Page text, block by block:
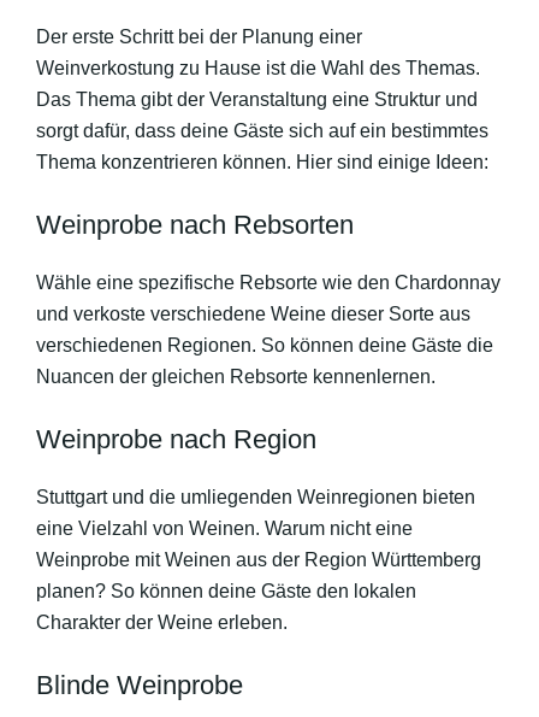
Der erste Schritt bei der Planung einer
Weinverkostung zu Hause ist die Wahl des Themas.
Das Thema gibt der Veranstaltung eine Struktur und
sorgt dafür, dass deine Gäste sich auf ein bestimmtes
Thema konzentrieren können. Hier sind einige Ideen:
Weinprobe nach Rebsorten
Wähle eine spezifische Rebsorte wie den Chardonnay
und verkoste verschiedene Weine dieser Sorte aus
verschiedenen Regionen. So können deine Gäste die
Nuancen der gleichen Rebsorte kennenlernen.
Weinprobe nach Region
Stuttgart und die umliegenden Weinregionen bieten
eine Vielzahl von Weinen. Warum nicht eine
Weinprobe mit Weinen aus der Region Württemberg
planen? So können deine Gäste den lokalen
Charakter der Weine erleben.
Blinde Weinprobe